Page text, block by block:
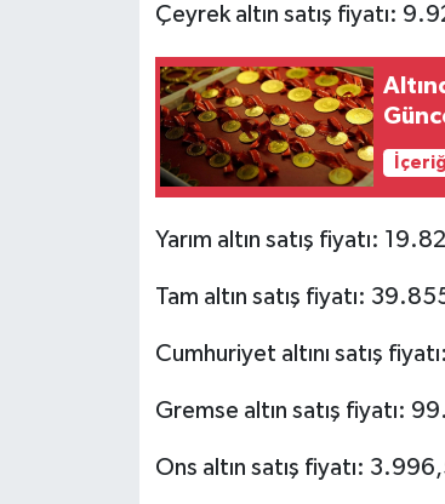
Çeyrek altın satış fiyatı:
Yarım altın satış fiyatı:
Tam altın satış fiyatı:
Cumhuriyet altını satış
Gremse altın satış fiyatı:
Ons altın satış fiyatı: